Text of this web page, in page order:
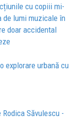
cu copiii mi-
de lumi muzicale în
doar accidental
explorare urbană cu
Săvulescu -